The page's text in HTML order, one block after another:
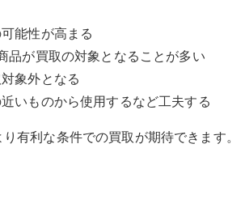
能性が高まる
品が買取の対象となることが多い
象外となる
いものから使用するなど工夫する
有利な条件での買取が期待できます。